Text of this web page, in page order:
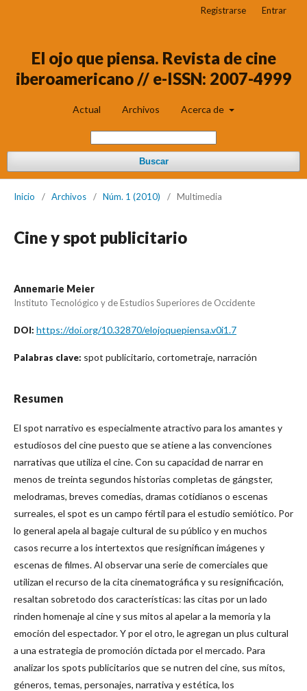
El ojo que piensa. Revista de cine
iberoamericano // e-ISSN: 2007-4999
Actual Archivos Acerca de
Buscar
Registrarse Entrar
Inicio / Archivos / Núm. 1 (2010) / Multimedia
Cine y spot publicitario
Annemarie Meier
Instituto Tecnológico y de Estudios Superiores de Occidente
DOI: https://doi.org/10.32870/elojoquepiensa.v0i1.7
Palabras clave: spot publicitario, cortometraje, narración
Resumen
El spot narrativo es especialmente atractivo para los amantes y
estudiosos del cine puesto que se atiene a las convenciones
narrativas que utiliza el cine. Con su capacidad de narrar en
menos de treinta segundos historias completas de gángster,
melodramas, breves comedias, dramas cotidianos o escenas
surreales, el spot es un campo fértil para el estudio semiótico. Por
lo general apela al bagaje cultural de su público y en muchos
casos recurre a los intertextos que resignifican imágenes y
escenas de filmes. Al observar una serie de comerciales que
utilizan el recurso de la cita cinematográfica y su resignificación,
resaltan sobretodo dos características: las citas por un lado
rinden homenaje al cine y sus mitos al apelar a la memoria y la
emoción del espectador. Y por el otro, le agregan un plus cultural
a una estrategia de promoción dictada por el mercado. Para
analizar los spots publicitarios que se nutren del cine, sus mítos,
géneros, temas, personajes, narrativa y estética, los